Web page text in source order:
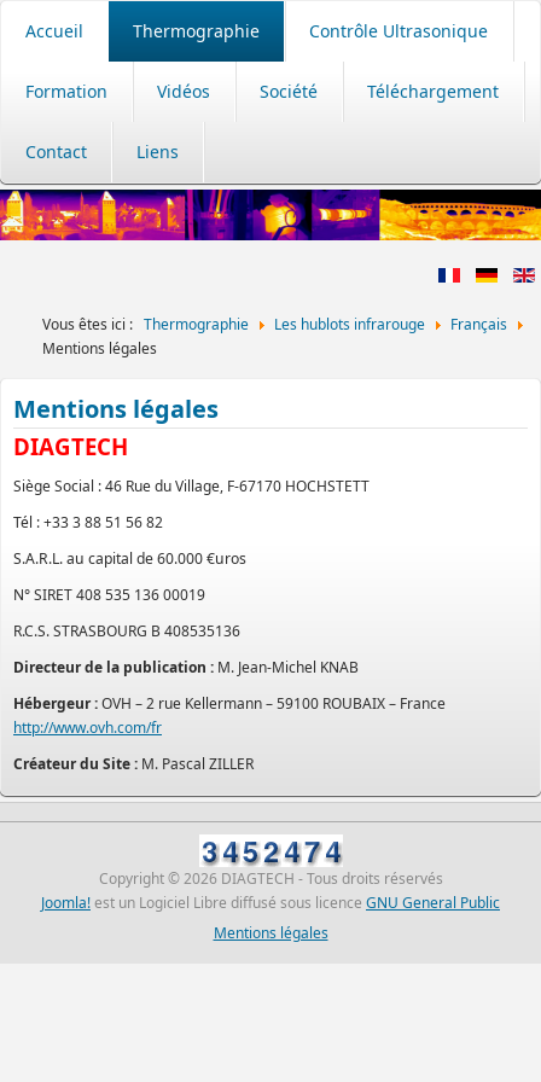
Accueil Thermographie Contrôle Ultrasonique
Formation Vidéos Société Téléchargement
Contact Liens
Vous êtes ici : Thermographie Les hublots infrarouge
Français
Mentions légales
Mentions légales
DIAGTECH
Siège Social : 46 Rue du Village, F-67170 HOCHSTETT
Tél : +33 3 88 51 56 82
S.A.R.L. au capital de 60.000 €uros
N° SIRET 408 535 136 00019
R.C.S. STRASBOURG B 408535136
Directeur de la publication : M. Jean-Michel KNAB
Hébergeur :OVH – 2 rue Kellermann – 59100 ROUBAIX – France
http://www.ovh.com/fr
Créateur du Site : M. Pascal ZILLER
Copyright © 2026 DIAGTECH - Tous droits réservés
Joomla!est un Logiciel Libre diffusé sous licence GNU General Public
Mentions légales